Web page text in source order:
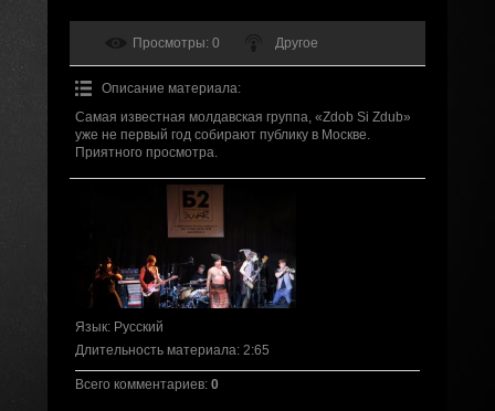
Просмотры: 0 Другое
Описание материала:
Самая известная молдавская группа, «Zdob Si Zdub»
уже не первый год собирают публику в Москве.
Приятного просмотра.
Язык: Русский
Длительность материала: 2:65
Всего комментариев: 0